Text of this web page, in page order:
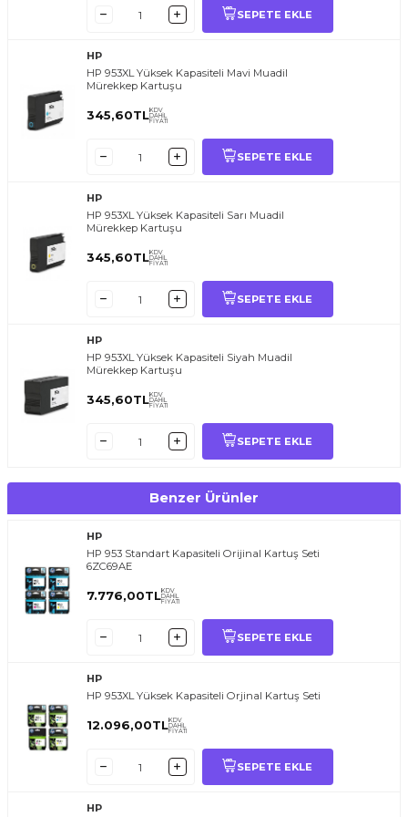
SEPETE EKLE
HP
HP 953XL Yüksek Kapasiteli Mavi Muadil
Mürekkep Kartuşu
345,60TLKDV
DAHİL
FİYATI
SEPETE EKLE
HP
HP 953XL Yüksek Kapasiteli Sarı Muadil
Mürekkep Kartuşu
345,60TLKDV
DAHİL
FİYATI
SEPETE EKLE
HP
HP 953XL Yüksek Kapasiteli Siyah Muadil
Mürekkep Kartuşu
345,60TLKDV
DAHİL
FİYATI
SEPETE EKLE
Benzer Ürünler
HP
HP 953 Standart Kapasiteli Orijinal Kartuş Seti
6ZC69AE
7.776,00TLKDV
DAHİL
FİYATI
SEPETE EKLE
HP
HP 953XL Yüksek Kapasiteli Orjinal Kartuş Seti
12.096,00TLKDV
DAHİL
FİYATI
SEPETE EKLE
HP